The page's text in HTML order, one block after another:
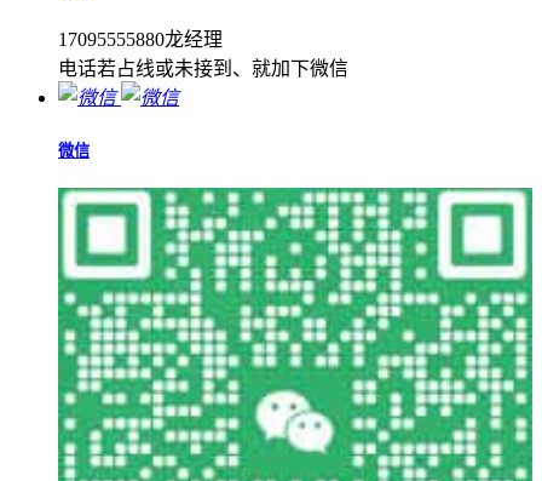
17095555880龙经理
电话若占线或未接到、就加下微信
微信